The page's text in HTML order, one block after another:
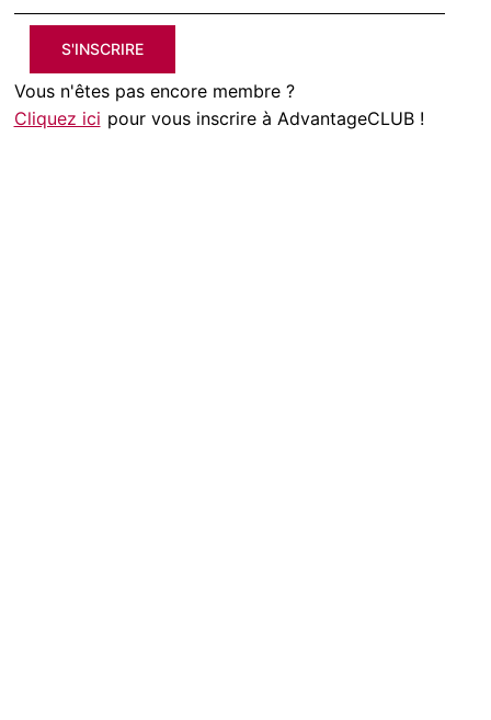
S'INSCRIRE
Vous n'êtes pas encore membre ?
Cliquez ici pour vous inscrire à AdvantageCLUB !